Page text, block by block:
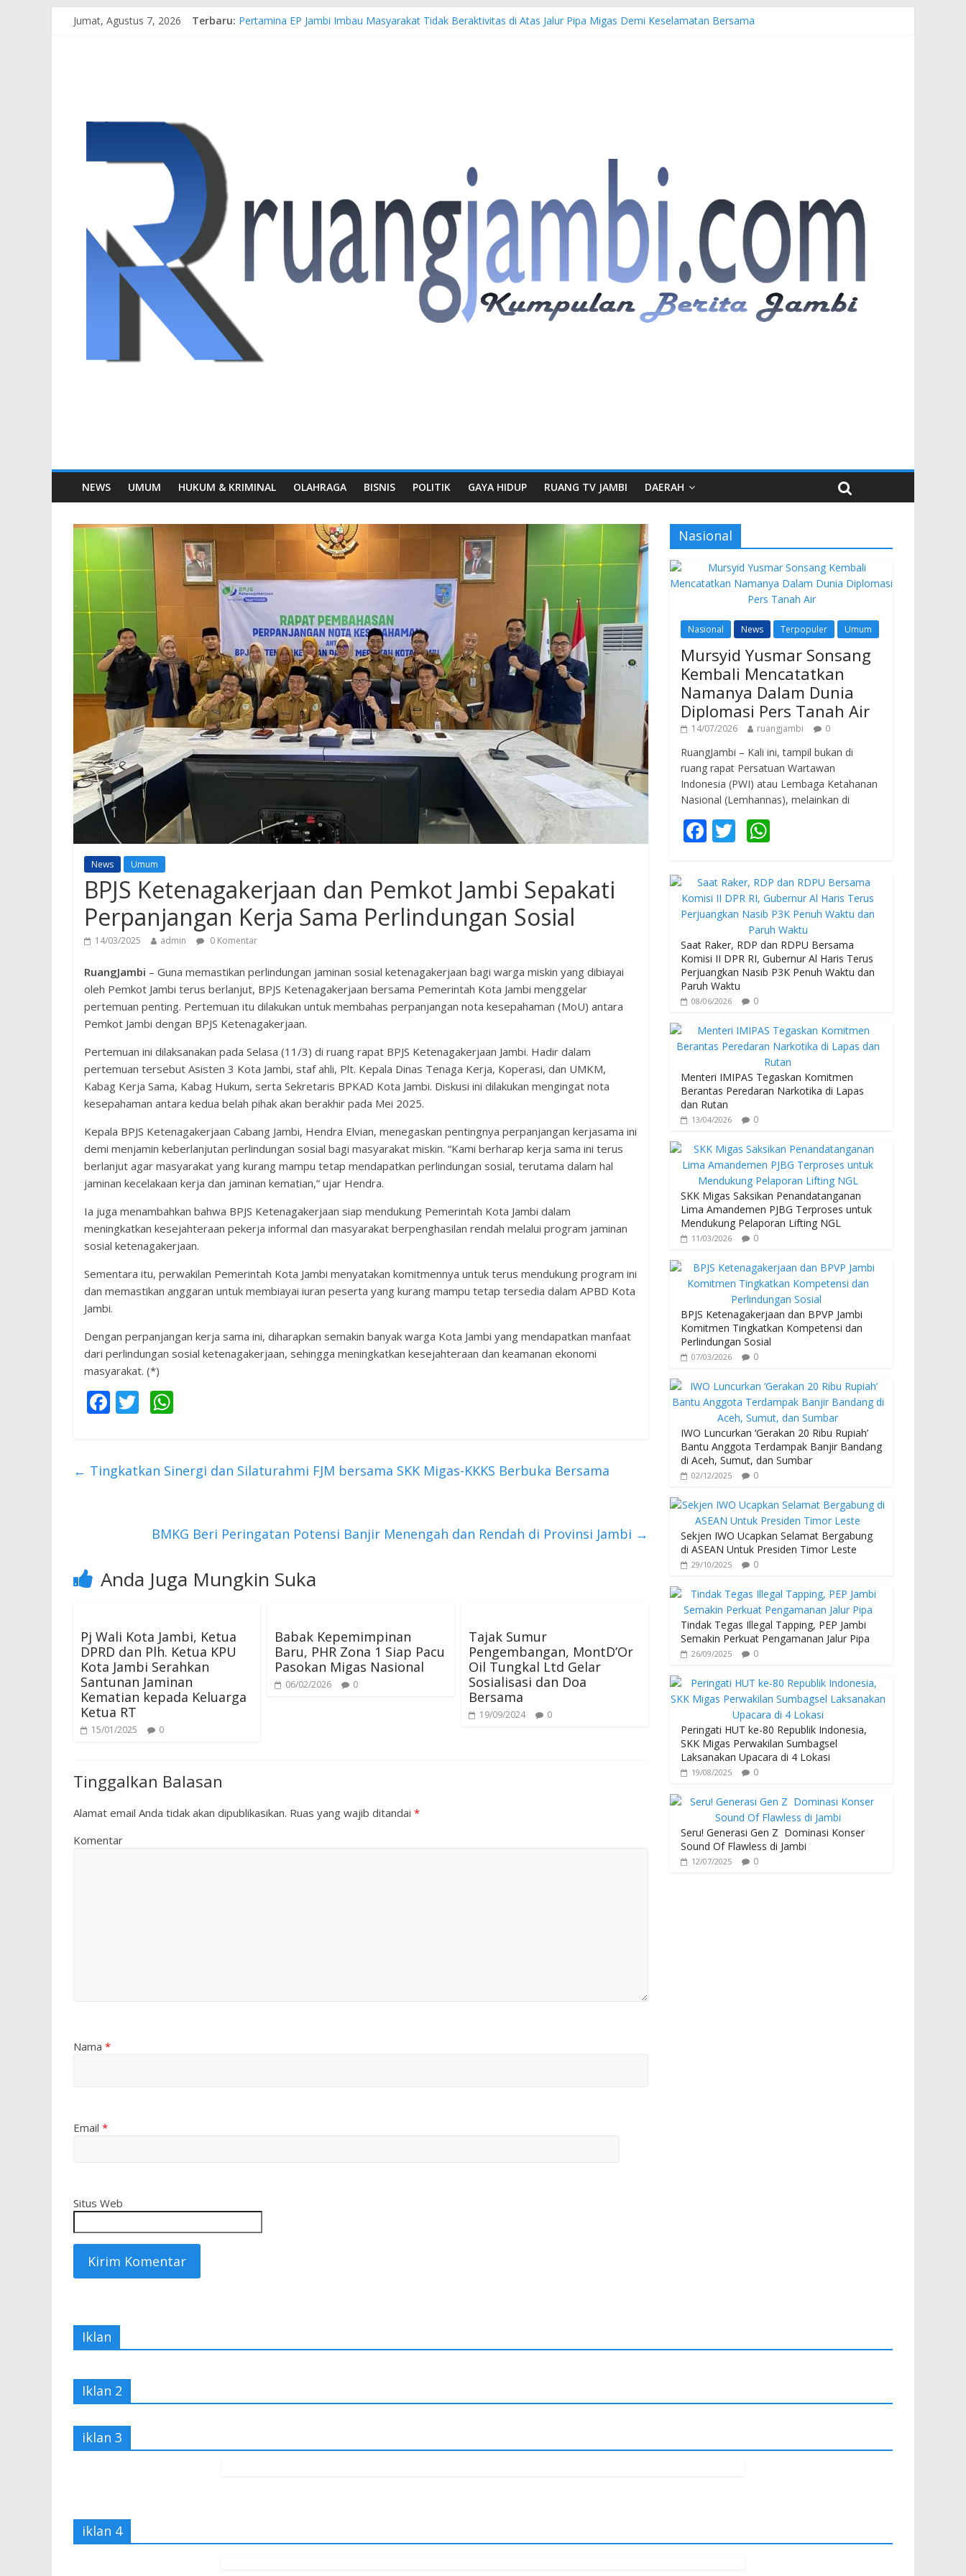
Jumat, Agustus 7, 2026 Terbaru: Pertamina EP Jambi Imbau Masyarakat Tidak Beraktivitas di Atas Jalur Pipa Migas Demi Keselamatan Bersama
NEWS UMUM HUKUM & KRIMINAL OLAHRAGA BISNIS POLITIK GAYA HIDUP RUANG TV JAMBI DAERAH
News Umum
BPJS Ketenagakerjaan dan Pemkot Jambi Sepakati
Perpanjangan Kerja Sama Perlindungan Sosial
14/03/2025 admin 0 Komentar
RuangJambi – Guna memastikan perlindungan jaminan sosial ketenagakerjaan bagi warga miskin yang dibiayai
oleh Pemkot Jambi terus berlanjut, BPJS Ketenagakerjaan bersama Pemerintah Kota Jambi menggelar
pertemuan penting. Pertemuan itu dilakukan untuk membahas perpanjangan nota kesepahaman (MoU) antara
Pemkot Jambi dengan BPJS Ketenagakerjaan.
Pertemuan ini dilaksanakan pada Selasa (11/3) di ruang rapat BPJS Ketenagakerjaan Jambi. Hadir dalam
pertemuan tersebut Asisten 3 Kota Jambi, staf ahli, Plt. Kepala Dinas Tenaga Kerja, Koperasi, dan UMKM,
Kabag Kerja Sama, Kabag Hukum, serta Sekretaris BPKAD Kota Jambi. Diskusi ini dilakukan mengingat nota
kesepahaman antara kedua belah pihak akan berakhir pada Mei 2025.
Kepala BPJS Ketenagakerjaan Cabang Jambi, Hendra Elvian, menegaskan pentingnya perpanjangan kerjasama ini
demi menjamin keberlanjutan perlindungan sosial bagi masyarakat miskin. “Kami berharap kerja sama ini terus
berlanjut agar masyarakat yang kurang mampu tetap mendapatkan perlindungan sosial, terutama dalam hal
jaminan kecelakaan kerja dan jaminan kematian,” ujar Hendra.
Ia juga menambahkan bahwa BPJS Ketenagakerjaan siap mendukung Pemerintah Kota Jambi dalam
meningkatkan kesejahteraan pekerja informal dan masyarakat berpenghasilan rendah melalui program jaminan
sosial ketenagakerjaan.
Sementara itu, perwakilan Pemerintah Kota Jambi menyatakan komitmennya untuk terus mendukung program ini
dan memastikan anggaran untuk membiayai iuran peserta yang kurang mampu tetap tersedia dalam APBD Kota
Jambi.
Dengan perpanjangan kerja sama ini, diharapkan semakin banyak warga Kota Jambi yang mendapatkan manfaat
dari perlindungan sosial ketenagakerjaan, sehingga meningkatkan kesejahteraan dan keamanan ekonomi
masyarakat. (*)
F
b
T
er s
p
← Tingkatkan Sinergi dan Silaturahmi FJM bersama SKK Migas-KKKS Berbuka Bersama
BMKG Beri Peringatan Potensi Banjir Menengah dan Rendah di Provinsi Jambi →
Anda Juga Mungkin Suka
Pj Wali Kota Jambi, Ketua
DPRD dan Plh. Ketua KPU
Kota Jambi Serahkan
Santunan Jaminan
Kematian kepada Keluarga
Ketua RT
15/01/2025 0
Babak Kepemimpinan
Baru, PHR Zona 1 Siap Pacu
Pasokan Migas Nasional
06/02/2026 0
Tajak Sumur
Pengembangan, MontD’Or
Oil Tungkal Ltd Gelar
Sosialisasi dan Doa
Bersama
19/09/2024 0
Tinggalkan Balasan
Alamat email Anda tidak akan dipublikasikan. Ruas yang wajib ditandai *
Komentar
Nama *
Email *
Situs Web
Nasional
Nasional News Terpopuler Umum
Mursyid Yusmar Sonsang
Kembali Mencatatkan
Namanya Dalam Dunia
Diplomasi Pers Tanah Air
14/07/2026 ruangjambi 0
RuangJambi – Kali ini, tampil bukan di
ruang rapat Persatuan Wartawan
Indonesia (PWI) atau Lembaga Ketahanan
Nasional (Lemhannas), melainkan di
F
e
b
o
o
k
T
itt
er
at
s
A
p
p
Saat Raker, RDP dan RDPU Bersama
Komisi II DPR RI, Gubernur Al Haris Terus
Perjuangkan Nasib P3K Penuh Waktu dan
Paruh Waktu
08/06/2026 0
Menteri IMIPAS Tegaskan Komitmen
Berantas Peredaran Narkotika di Lapas
dan Rutan
13/04/2026 0
SKK Migas Saksikan Penandatanganan
Lima Amandemen PJBG Terproses untuk
Mendukung Pelaporan Lifting NGL
11/03/2026 0
BPJS Ketenagakerjaan dan BPVP Jambi
Komitmen Tingkatkan Kompetensi dan
Perlindungan Sosial
07/03/2026 0
IWO Luncurkan ‘Gerakan 20 Ribu Rupiah’
Bantu Anggota Terdampak Banjir Bandang
di Aceh, Sumut, dan Sumbar
02/12/2025 0
Sekjen IWO Ucapkan Selamat Bergabung
di ASEAN Untuk Presiden Timor Leste
29/10/2025 0
Tindak Tegas Illegal Tapping, PEP Jambi
Semakin Perkuat Pengamanan Jalur Pipa
26/09/2025 0
Peringati HUT ke-80 Republik Indonesia,
SKK Migas Perwakilan Sumbagsel
Laksanakan Upacara di 4 Lokasi
19/08/2025 0
Seru! Generasi Gen Z Dominasi Konser
Sound Of Flawless di Jambi
12/07/2025 0
Iklan
Iklan 2
iklan 3
iklan 4